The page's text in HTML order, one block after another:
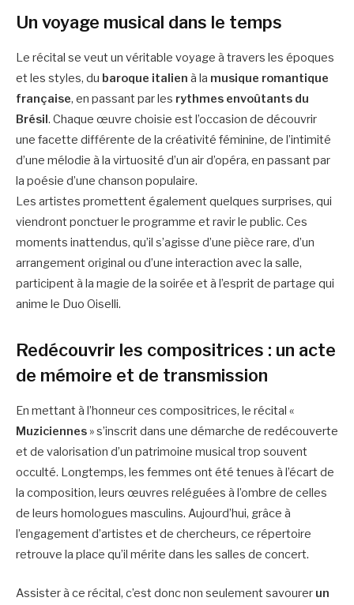
Un voyage musical dans le temps
Le récital se veut un véritable voyage à travers les époques
et les styles, du baroque italien à la musique romantique
française, en passant par les rythmes envoûtants du
Brésil. Chaque œuvre choisie est l’occasion de découvrir
une facette différente de la créativité féminine, de l’intimité
d’une mélodie à la virtuosité d’un air d’opéra, en passant par
la poésie d’une chanson populaire.
Les artistes promettent également quelques surprises, qui
viendront ponctuer le programme et ravir le public. Ces
moments inattendus, qu’il s’agisse d’une pièce rare, d’un
arrangement original ou d’une interaction avec la salle,
participent à la magie de la soirée et à l’esprit de partage qui
anime le Duo Oiselli.
Redécouvrir les compositrices : un acte
de mémoire et de transmission
En mettant à l’honneur ces compositrices, le récital «
Muziciennes» s’inscrit dans une démarche de redécouverte
et de valorisation d’un patrimoine musical trop souvent
occulté. Longtemps, les femmes ont été tenues à l’écart de
la composition, leurs œuvres reléguées à l’ombre de celles
de leurs homologues masculins. Aujourd’hui, grâce à
l’engagement d’artistes et de chercheurs, ce répertoire
retrouve la place qu’il mérite dans les salles de concert.
Assister à ce récital, c’est donc non seulement savourer un